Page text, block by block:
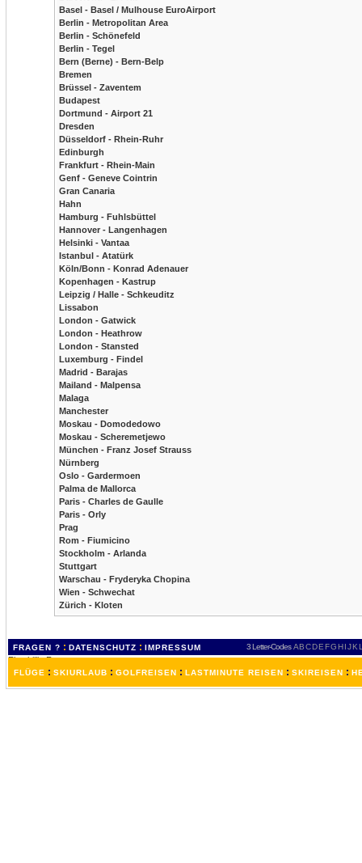
Basel - Basel / Mulhouse EuroAirport
Berlin - Metropolitan Area
Berlin - Schönefeld
Berlin - Tegel
Bern (Berne) - Bern-Belp
Bremen
Brüssel - Zaventem
Budapest
Dortmund - Airport 21
Dresden
Düsseldorf - Rhein-Ruhr
Edinburgh
Frankfurt - Rhein-Main
Genf - Geneve Cointrin
Gran Canaria
Hahn
Hamburg - Fuhlsbüttel
Hannover - Langenhagen
Helsinki - Vantaa
Istanbul - Atatürk
Köln/Bonn - Konrad Adenauer
Kopenhagen - Kastrup
Leipzig / Halle - Schkeuditz
Lissabon
London - Gatwick
London - Heathrow
London - Stansted
Luxemburg - Findel
Madrid - Barajas
Mailand - Malpensa
Malaga
Manchester
Moskau - Domodedowo
Moskau - Scheremetjewo
München - Franz Josef Strauss
Nürnberg
Oslo - Gardermoen
Palma de Mallorca
Paris - Charles de Gaulle
Paris - Orly
Prag
Rom - Fiumicino
Stockholm - Arlanda
Stuttgart
Warschau - Fryderyka Chopina
Wien - Schwechat
Zürich - Kloten
FRAGEN ? : DATENSCHUTZ : IMPRESSUM 3 Letter-Codes ABCDEFGH IJKL
FLÜGE : SKIURLAUB : GOLFREISEN : LASTMINUTE REISEN : SKIREISEN :